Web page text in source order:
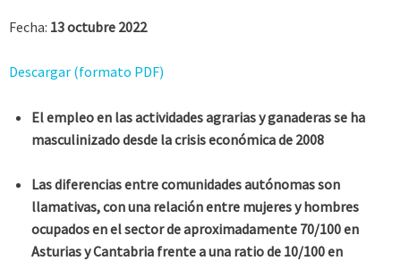
Fecha: 13 octubre 2022
Descargar (formato PDF)
El empleo en las actividades agrarias y ganaderas se ha
masculinizado desde la crisis económica de 2008
Las diferencias entre comunidades autónomas son
llamativas, con una relación entre mujeres y hombres
ocupados en el sector de aproximadamente 70/100 en
Asturias y Cantabria frente a una ratio de 10/100 en